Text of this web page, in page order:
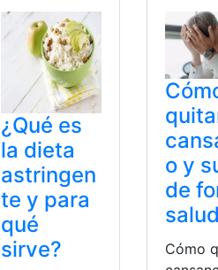
¿Qué es
la dieta
astringen
te y para
qué
sirve?
o y
de
Cómo